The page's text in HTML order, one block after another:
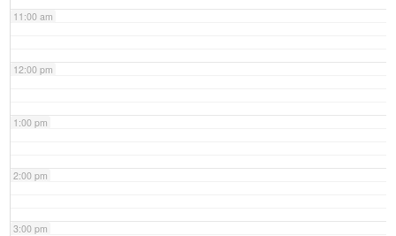
11:00 am
12:00 pm
1:00 pm
2:00 pm
3:00 pm